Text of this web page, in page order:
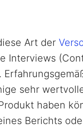
Art der
Interviews
sehr
haben
Berichts